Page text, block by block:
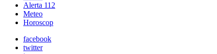
Alerta 112
Meteo
Horoscop
facebook
twitter